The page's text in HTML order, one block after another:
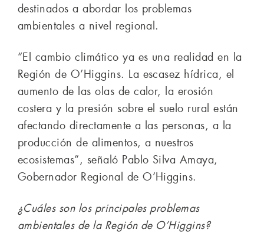
destinados a abordar los problemas
ambientales a nivel regional.
“El cambio climático ya es una realidad en la
Región de O’Higgins. La escasez hídrica, el
aumento de las olas de calor, la erosión
costera y la presión sobre el suelo rural están
afectando directamente a las personas, a la
producción de alimentos, a nuestros
ecosistemas”, señaló Pablo Silva Amaya,
Gobernador Regional de O’Higgins.
¿Cuáles son los principales problemas
ambientales de la Región de O’Higgins?